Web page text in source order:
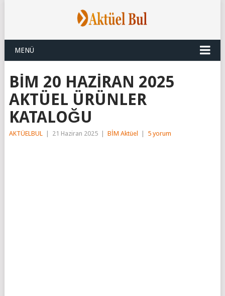
MENÜ
BİM 20 HAZİRAN 2025
AKTÜEL ÜRÜNLER
KATALOĞU
AKTÜELBUL 21 Haziran 2025 BİM Aktüel 5 yorum